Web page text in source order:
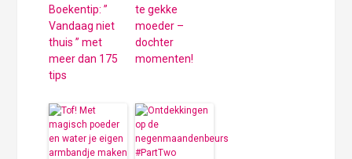
Boekentip: ”
Vandaag niet
thuis ” met
meer dan 175
tips
te gekke
moeder –
dochter
momenten!